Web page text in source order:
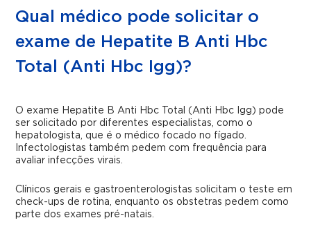
Qual médico pode solicitar o
exame de Hepatite B Anti Hbc
Total (Anti Hbc Igg)?
O exame Hepatite B Anti Hbc Total (Anti Hbc Igg) pode
ser solicitado por diferentes especialistas, como o
hepatologista, que é o médico focado no fígado.
Infectologistas também pedem com frequência para
avaliar infecções virais.
Clínicos gerais e gastroenterologistas solicitam o teste em
check-ups de rotina, enquanto os obstetras pedem como
parte dos exames pré-natais.